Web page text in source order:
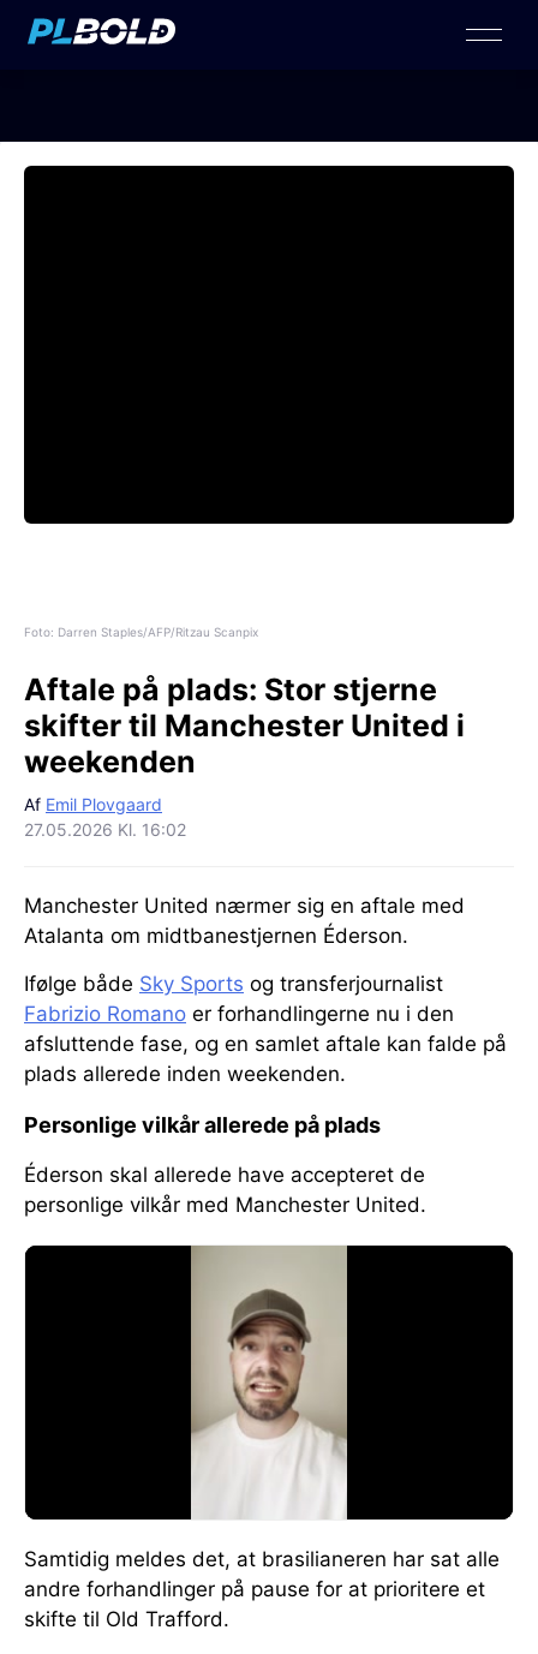
Foto: Darren Staples/AFP/Ritzau Scanpix
Aftale på plads: Stor stjerne
skifter til Manchester United i
weekenden
Af Emil Plovgaard
27.05.2026 Kl. 16:02
Manchester United nærmer sig en aftale med
Atalanta om midtbanestjernen Éderson.
Ifølge både Sky Sports og transferjournalist
Fabrizio Romano er forhandlingerne nu i den
afsluttende fase, og en samlet aftale kan falde på
plads allerede inden weekenden.
Personlige vilkår allerede på plads
Éderson skal allerede have accepteret de
personlige vilkår med Manchester United.
Samtidig meldes det, at brasilianeren har sat alle
andre forhandlinger på pause for at prioritere et
skifte til Old Trafford.